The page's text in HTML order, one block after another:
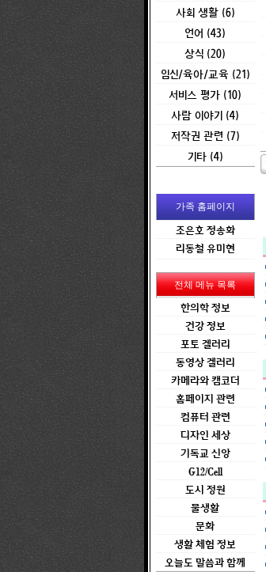
사회 생활 (6)
언어 (43)
상식 (20)
임신/육아/교육 (21)
서비스 평가 (10)
사람 이야기 (4)
저작권 관련 (7)
기타 (4)
가족 홈페이지
조은호 정송화
리동철 유미현
전체 메뉴 목록
한의학 정보
건강 정보
포토 겔러리
동영상 겔러리
카메라와 캠코더
홈페이지 관련
컴퓨터 관련
디자인 세상
기독교 신앙
G12/Cell
도시 정원
물생활
문화
생활 체험 정보
오늘도 말씀과 함께